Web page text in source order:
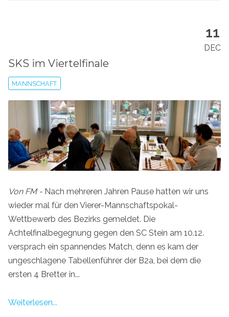
11
DEC
SKS im Viertelfinale
MANNSCHAFT
Von FM - Nach mehreren Jahren Pause hatten wir uns
wieder mal für den Vierer-Mannschaftspokal-
Wettbewerb des Bezirks gemeldet. Die
Achtelfinalbegegnung gegen den SC Stein am 10.12.
versprach ein spannendes Match, denn es kam der
ungeschlagene Tabellenführer der B2a, bei dem die
ersten 4 Bretter in...
Weiterlesen...